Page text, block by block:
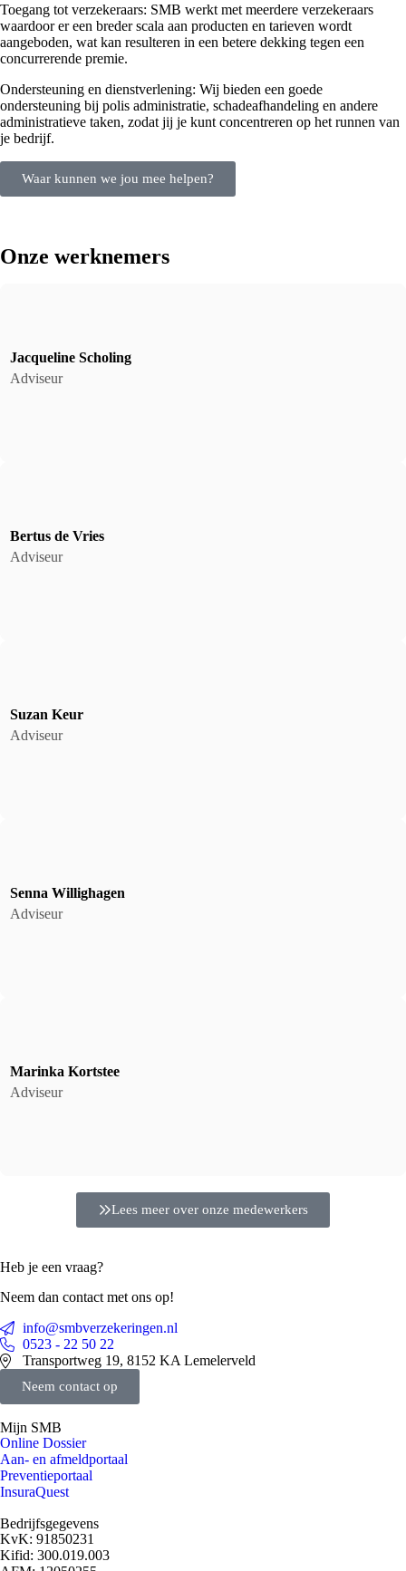
Toegang tot verzekeraars: SMB werkt met meerdere verzekeraars
waardoor er een breder scala aan producten en tarieven wordt
aangeboden, wat kan resulteren in een betere dekking tegen een
concurrerende premie.
Ondersteuning en dienstverlening: Wij bieden een goede
ondersteuning bij polis administratie, schadeafhandeling en andere
administratieve taken, zodat jij je kunt concentreren op het runnen van
je bedrijf.
Waar kunnen we jou mee helpen?
Onze werknemers
Jacqueline Scholing
Adviseur
Bertus de Vries
Adviseur
Suzan Keur
Adviseur
Senna Willighagen
Adviseur
Marinka Kortstee
Adviseur
Lees meer over onze medewerkers
Heb je een vraag?
Neem dan contact met ons op!
info@smbverzekeringen.nl
0523 - 22 50 22
Transportweg 19, 8152 KA Lemelerveld
Neem contact op
Mijn SMB
Online Dossier
Aan- en afmeldportaal
Preventieportaal
InsuraQuest
Bedrijfsgegevens
KvK: 91850231
Kifid: 300.019.003